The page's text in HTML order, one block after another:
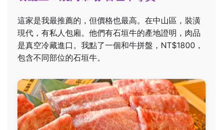
這家是我最推薦的，但價格也最高。在中山區，裝潢
現代，有私人包廂。他們有石垣牛的產地證明，肉品
是真空冷藏進口。我點了一個和牛拼盤，NT$1800，
包含不同部位的石垣牛。